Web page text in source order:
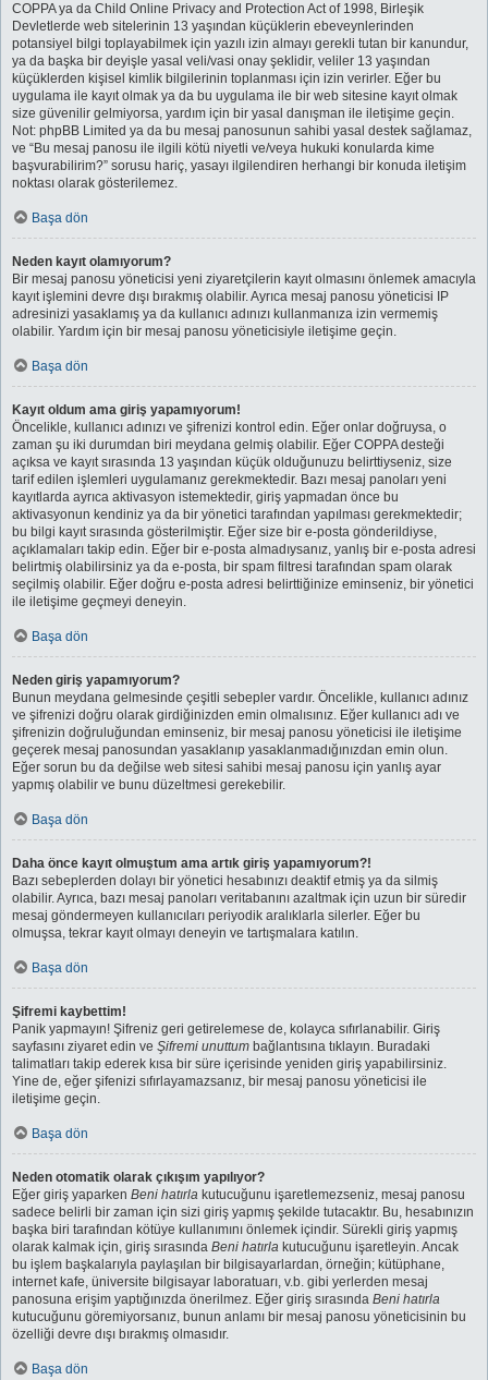
COPPA ya da Child Online Privacy and Protection Act of 1998, Birleşik
Devletlerde web sitelerinin 13 yaşından küçüklerin ebeveynlerinden
potansiyel bilgi toplayabilmek için yazılı izin almayı gerekli tutan bir kanundur,
ya da başka bir deyişle yasal veli/vasi onay şeklidir, veliler 13 yaşından
küçüklerden kişisel kimlik bilgilerinin toplanması için izin verirler. Eğer bu
uygulama ile kayıt olmak ya da bu uygulama ile bir web sitesine kayıt olmak
size güvenilir gelmiyorsa, yardım için bir yasal danışman ile iletişime geçin.
Not: phpBB Limited ya da bu mesaj panosunun sahibi yasal destek sağlamaz,
ve “Bu mesaj panosu ile ilgili kötü niyetli ve/veya hukuki konularda kime
başvurabilirim?” sorusu hariç, yasayı ilgilendiren herhangi bir konuda iletişim
noktası olarak gösterilemez.
Başa dön
Neden kayıt olamıyorum?
Bir mesaj panosu yöneticisi yeni ziyaretçilerin kayıt olmasını önlemek amacıyla
kayıt işlemini devre dışı bırakmış olabilir. Ayrıca mesaj panosu yöneticisi IP
adresinizi yasaklamış ya da kullanıcı adınızı kullanmanıza izin vermemiş
olabilir. Yardım için bir mesaj panosu yöneticisiyle iletişime geçin.
Başa dön
Kayıt oldum ama giriş yapamıyorum!
Öncelikle, kullanıcı adınızı ve şifrenizi kontrol edin. Eğer onlar doğruysa, o
zaman şu iki durumdan biri meydana gelmiş olabilir. Eğer COPPA desteği
açıksa ve kayıt sırasında 13 yaşından küçük olduğunuzu belirttiyseniz, size
tarif edilen işlemleri uygulamanız gerekmektedir. Bazı mesaj panoları yeni
kayıtlarda ayrıca aktivasyon istemektedir, giriş yapmadan önce bu
aktivasyonun kendiniz ya da bir yönetici tarafından yapılması gerekmektedir;
bu bilgi kayıt sırasında gösterilmiştir. Eğer size bir e-posta gönderildiyse,
açıklamaları takip edin. Eğer bir e-posta almadıysanız, yanlış bir e-posta adresi
belirtmiş olabilirsiniz ya da e-posta, bir spam filtresi tarafından spam olarak
seçilmiş olabilir. Eğer doğru e-posta adresi belirttiğinize eminseniz, bir yönetici
ile iletişime geçmeyi deneyin.
Başa dön
Neden giriş yapamıyorum?
Bunun meydana gelmesinde çeşitli sebepler vardır. Öncelikle, kullanıcı adınız
ve şifrenizi doğru olarak girdiğinizden emin olmalısınız. Eğer kullanıcı adı ve
şifrenizin doğruluğundan eminseniz, bir mesaj panosu yöneticisi ile iletişime
geçerek mesaj panosundan yasaklanıp yasaklanmadığınızdan emin olun.
Eğer sorun bu da değilse web sitesi sahibi mesaj panosu için yanlış ayar
yapmış olabilir ve bunu düzeltmesi gerekebilir.
Başa dön
Daha önce kayıt olmuştum ama artık giriş yapamıyorum?!
Bazı sebeplerden dolayı bir yönetici hesabınızı deaktif etmiş ya da silmiş
olabilir. Ayrıca, bazı mesaj panoları veritabanını azaltmak için uzun bir süredir
mesaj göndermeyen kullanıcıları periyodik aralıklarla silerler. Eğer bu
olmuşsa, tekrar kayıt olmayı deneyin ve tartışmalara katılın.
Başa dön
Şifremi kaybettim!
Panik yapmayın! Şifreniz geri getirelemese de, kolayca sıfırlanabilir. Giriş
sayfasını ziyaret edin ve Şifremi unuttum bağlantısına tıklayın. Buradaki
talimatları takip ederek kısa bir süre içerisinde yeniden giriş yapabilirsiniz.
Yine de, eğer şifenizi sıfırlayamazsanız, bir mesaj panosu yöneticisi ile
iletişime geçin.
Başa dön
Neden otomatik olarak çıkışım yapılıyor?
Eğer giriş yaparken Beni hatırla kutucuğunu işaretlemezseniz, mesaj panosu
sadece belirli bir zaman için sizi giriş yapmış şekilde tutacaktır. Bu, hesabınızın
başka biri tarafından kötüye kullanımını önlemek içindir. Sürekli giriş yapmış
olarak kalmak için, giriş sırasında Beni hatırla kutucuğunu işaretleyin. Ancak
bu işlem başkalarıyla paylaşılan bir bilgisayarlardan, örneğin; kütüphane,
internet kafe, üniversite bilgisayar laboratuarı, v.b. gibi yerlerden mesaj
panosuna erişim yaptığınızda önerilmez. Eğer giriş sırasında Beni hatırla
kutucuğunu göremiyorsanız, bunun anlamı bir mesaj panosu yöneticisinin bu
özelliği devre dışı bırakmış olmasıdır.
Başa dön